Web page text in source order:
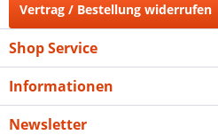
Vertrag / Bestellung widerrufen
Shop Service
Informationen
Newsletter